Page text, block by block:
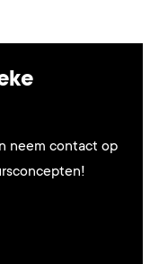
neem contact op